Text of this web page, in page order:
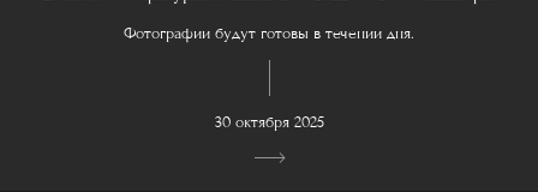
Фотографии будут готовы в течении дня.
30 октября 2025